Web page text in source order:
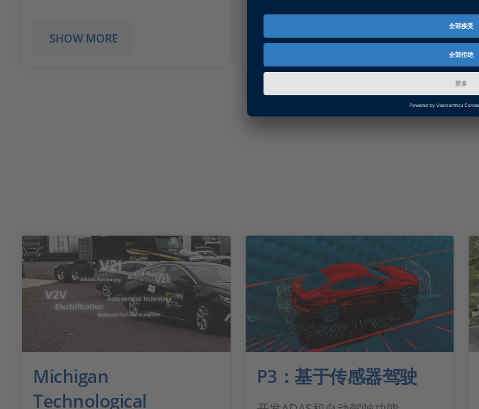
SHOW MORE
Michigan
Technological
P3：基于传感器驾驶